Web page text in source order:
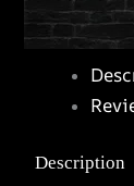
Description